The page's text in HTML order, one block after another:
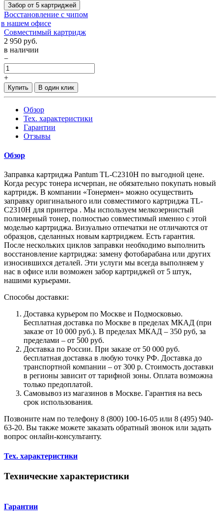
Забор от 5 картриджей
Восстановление с чипом
в нашем офисе
Совместимый картридж
2 950 руб.
в наличии
−
+
Купить В один клик
Обзор
Тех. характеристики
Гарантии
Отзывы
Обзор
Заправка картриджа Pantum TL-C2310H по выгодной цене.
Когда ресурс тонера исчерпан, не обязательно покупать новый
картридж. В компании «Тонермен» можно осуществить
заправку оригинального или совместимого картриджа TL-
C2310H для принтера . Мы используем мелкозернистый
полимерный тонер, полностью совместимый именно с этой
моделью картриджа. Визуально отпечатки не отличаются от
образцов, сделанных новым картриджем. Есть гарантия.
После нескольких циклов заправки необходимо выполнить
восстановление картриджа: замену фотобарабана или других
износившихся деталей. Эти услуги мы всегда выполняем у
нас в офисе или возможен забор картриджей от 5 штук,
нашими курьерами.
Способы доставки:
Доставка курьером по Москве и Подмосковью.
Бесплатная доставка по Москве в пределах МКАД (при
заказе от 10 000 руб.). В пределах МКАД – 350 руб, за
пределами – от 500 руб.
Доставка по России. При заказе от 50 000 руб.
бесплатная доставка в любую точку РФ. Доставка до
транспортной компании – от 300 р. Стоимость доставки
в регионы зависит от тарифной зоны. Оплата возможна
только предоплатой.
Самовывоз из магазинов в Москве. Гарантия на весь
срок использования.
Позвоните нам по телефону 8 (800) 100-16-05 или 8 (495) 940-
63-20. Вы также можете заказать обратный звонок или задать
вопрос онлайн-консультанту.
Тех. характеристики
Технические характеристики
Гарантии